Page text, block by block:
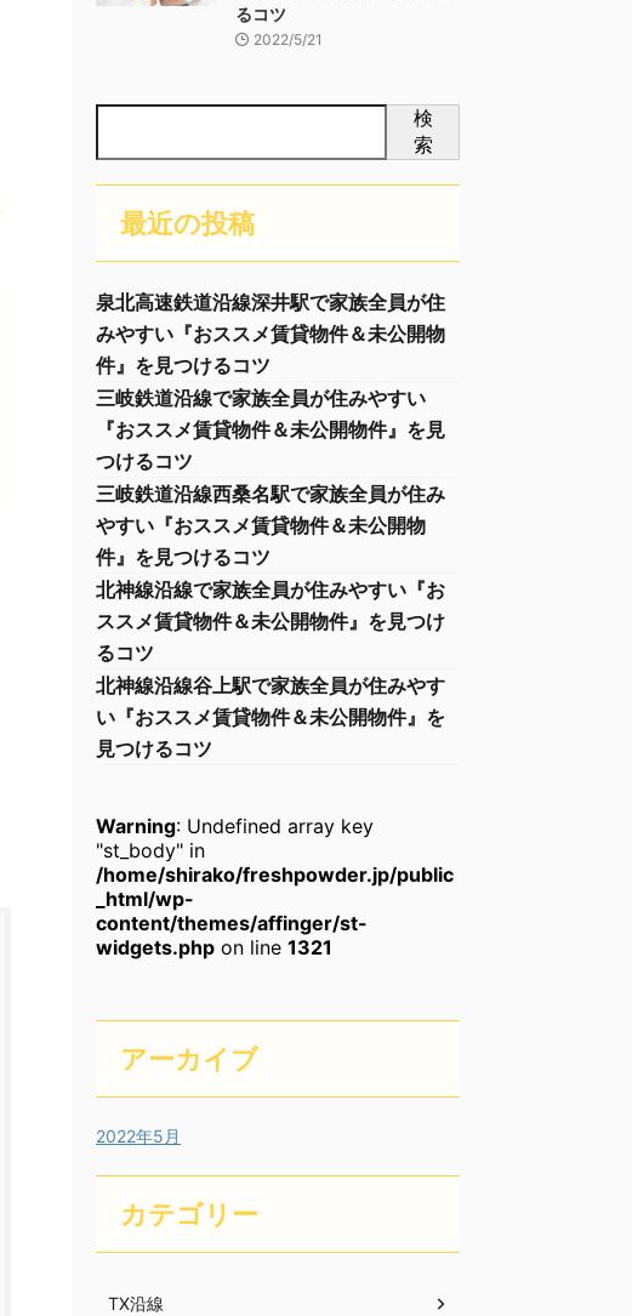
るコツ
2022/5/21
検
索
最近の投稿
泉北高速鉄道沿線深井駅で家族全員が住
みやすい『おススメ賃貸物件＆未公開物
件』を見つけるコツ
三岐鉄道沿線で家族全員が住みやすい
『おススメ賃貸物件＆未公開物件』を見
つけるコツ
三岐鉄道沿線西桑名駅で家族全員が住み
やすい『おススメ賃貸物件＆未公開物
件』を見つけるコツ
北神線沿線で家族全員が住みやすい『お
ススメ賃貸物件＆未公開物件』を見つけ
るコツ
北神線沿線谷上駅で家族全員が住みやす
い『おススメ賃貸物件＆未公開物件』を
見つけるコツ
Warning: Undefined array key
"st_body" in
/home/shirako/freshpowder.jp/public
_html/wp-
content/themes/affinger/st-
widgets.php on line 1321
アーカイブ
2022年5月
カテゴリー
TX沿線